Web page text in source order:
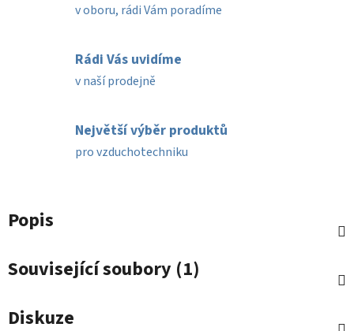
v oboru, rádi Vám poradíme
Rádi Vás uvidíme
v naší prodejně
Největší výběr produktů
pro vzduchotechniku
Popis
Související soubory (1)
Diskuze